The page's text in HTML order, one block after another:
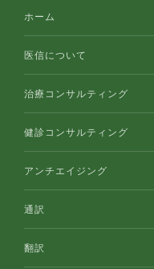
ホーム
医信について
治療コンサルティング
健診コンサルティング
アンチエイジング
通訳
翻訳